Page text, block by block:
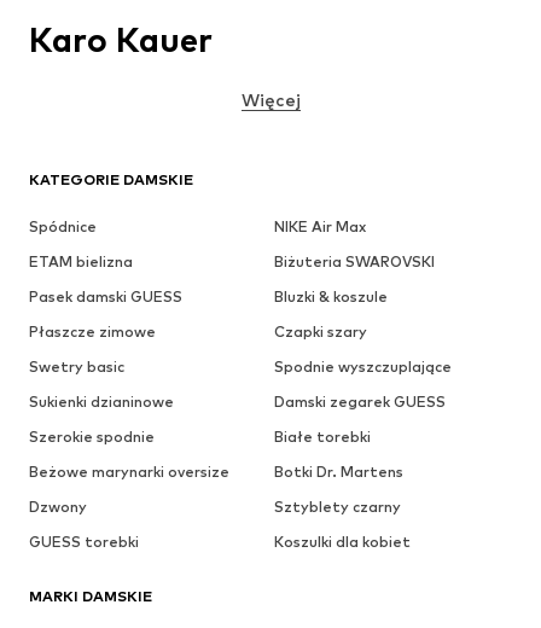
KATEGORIE DAMSKIE
Spódnice
NIKE Air Max
ETAM bielizna
Biżuteria SWAROVSKI
Pasek damski GUESS
Bluzki & koszule
Płaszcze zimowe
Czapki szary
Swetry basic
Spodnie wyszczuplające
Sukienki dzianinowe
Damski zegarek GUESS
Szerokie spodnie
Białe torebki
Beżowe marynarki oversize
Botki Dr. Martens
Dzwony
Sztyblety czarny
GUESS torebki
Koszulki dla kobiet
MARKI DAMSKIE
Karo Kauer
Więcej